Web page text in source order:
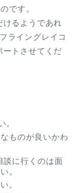
です。
けるようであれ
ライングレイコ
ートさせてくだ
。
ものが良いかわ
談に行くのは面
。
。